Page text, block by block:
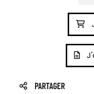
PARTAGER